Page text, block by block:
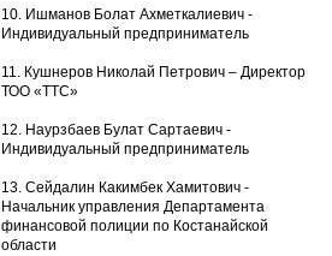
10. Ишманов Болат Ахметкалиевич -
Индивидуальный предприниматель
11. Кушнеров Николай Петрович – Директор
ТОО «ТТС»
12. Наурзбаев Булат Сартаевич -
Индивидуальный предприниматель
13. Сейдалин Какимбек Хамитович -
Начальник управления Департамента
финансовой полиции по Костанайской
области